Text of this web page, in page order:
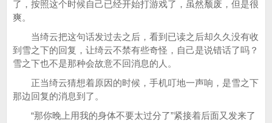
了，按照这个时候自己已经开始打游戏了，虽然颓废，但是很
爽。
当绮云把这句话发过去之后，看到已读之后却久久没有收
到雪之下的回复，让绮云不禁有些奇怪，自己是说错话了吗？
雪之下也不是那种会故意不回消息的人。
正当绮云猜想着原因的时候，手机叮地一声响，是雪之下
那边回复的消息到了。
“那你晚上用我的身体不要太过分了”紧接着后面又发来了